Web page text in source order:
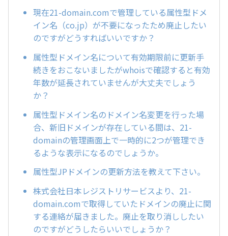
現在21-domain.comで管理している属性型ドメ
イン名（co.jp）が不要になったため廃止したい
のですがどうすればいいですか？
属性型ドメイン名について有効期限前に更新手
続きをおこないましたがwhoisで確認すると有効
年数が延長されていませんが大丈夫でしょう
か？
属性型ドメイン名のドメイン名変更を行った場
合、新旧ドメインが存在している間は、21-
domainの管理画面上で一時的に2つが管理でき
るような表示になるのでしょうか。
属性型JPドメインの更新方法を教えて下さい。
株式会社日本レジストリサービスより、21-
domain.comで取得していたドメインの廃止に関
する連絡が届きました。廃止を取り消ししたい
のですがどうしたらいいでしょうか？